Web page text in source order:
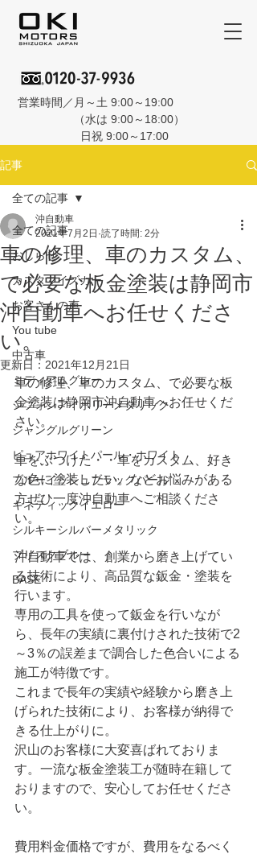
営業時間／月～土 9:00～19:00
（水は 9:00～18:00）
日祝 9:00～17:00
記事
全ての記事
おしらせ
カスタマイズカー
お客さんの声
You tube
中古車
ミディアムグレー
シフォンアイボリーメタリック
ジャングルグリーン
ピュアホワイトパール・ホワイト
ブルーイッシュブラックパール
キネティックイエロー
シルキーシルバーメタリック
ブリスクブルー
BASE
全ての記事
車の修理、車のカスタム、
で必要な板金塗装は静岡市
沖自動車へお任せくださ
い。
沖自動車
2021年7月2日 読了時間: 2分
更新日： 2021年12月21日
車の修理、車のカスタム、で必要な板
金塗装は静岡市沖自動車へお任せくだ
さい。
車をぶつけた・・車をカスタム、好き
な色に塗装したい。などお悩みがある
方ぜひ一度沖自動車へご相談くださ
い。
沖自動車では、創業から磨き上げてい
る技術により、高品質な鈑金・塗装を
行います。
専用の工具を使って鈑金を行いなが
ら、長年の実績に裏付けされた技術で2
～3％の誤差まで調合した色合いによる
施工が特徴です。
これまで長年の実績や経験から磨き上
げられた技術により、お客様が納得で
きる仕上がりに。
沢山のお客様に大変喜ばれておりま
す。一流な板金塗装工が随時在籍して
おりますので、安心してお任せくださ
い。
費用料金価格ですが、費用をなるべく